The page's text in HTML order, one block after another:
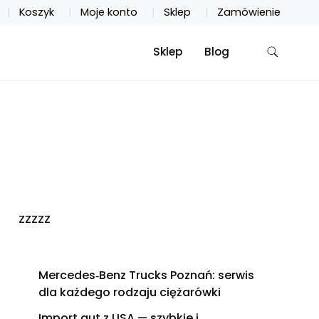
Koszyk Moje konto Sklep Zamówienie
Sklep Blog
zzzzz
Mercedes‑Benz Trucks Poznań: serwis
dla każdego rodzaju ciężarówki